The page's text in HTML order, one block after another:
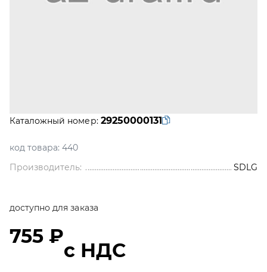
Каталожный номер: 29250000131
код товара: 440
Производитель:
SDLG
доступно для заказа
755 ₽
с НДС